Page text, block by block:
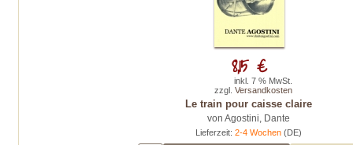
Le train pour caisse claire
von Agostini, Dante
Lieferzeit:2-4 Wochen (DE)
8,15 €
inkl. 7 % MwSt.
zzgl. Versandkosten